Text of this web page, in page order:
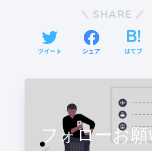
SHARE
ツイート シェア はてブ
フォローお願